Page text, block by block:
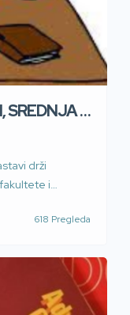
SREDNJA I
drži
i
Također, držim
priprema za
i […]
618 Pregleda